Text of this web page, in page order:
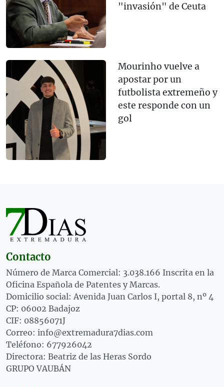
"invasión" de Ceuta
Mourinho vuelve a
apostar por un
futbolista extremeño y
este responde con un
gol
Contacto
Número de Marca Comercial: 3.038.166 Inscrita en la
Oficina Española de Patentes y Marcas.
Domicilio social: Avenida Juan Carlos I, portal 8, nº 4
CP: 06002 Badajoz
CIF: 08856071J
Correo: info@extremadura7dias.com
Teléfono: 677926042
Directora: Beatriz de las Heras Sordo
GRUPO VAUBÁN